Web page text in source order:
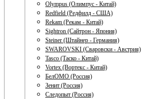
Olympus (Олимпус - Китай)
Redfield (Редфилд - США)
Rekam (Рекам - Китай)
Sightron (Сайтрон - Япония)
Steiner (Штайнер - Германия)
SWAROVSKI (Сваровски - Австрия)
Tasco (Таско - Китай)
Vortex (Вортекс - Китай)
БелОМО (Россия)
Зенит (Россия)
Следопыт (Россия)